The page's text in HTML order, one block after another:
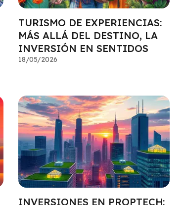
TURISMO DE EXPERIENCIAS:
MÁS ALLÁ DEL DESTINO, LA
INVERSIÓN EN SENTIDOS
18/05/2026
INVERSIONES EN PROPTECH: